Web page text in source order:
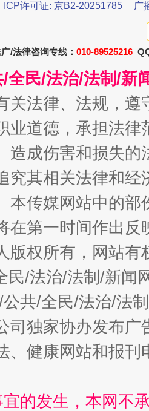
生
" "
次搞定
ICP许可证: 京B2-20251785
广
/法律咨询专线： 010-89525216
全民/法治/法制/新
关法律、法规，
业道德，承担法
造成伤害和损失
究其相关法律和
本传媒网站中的
在第一时间作出
版权所有，网站
民/法治/法制/新闻
共/全民/法治/法
司独家协办发布
、健康网站和报
宜的发生，本网不